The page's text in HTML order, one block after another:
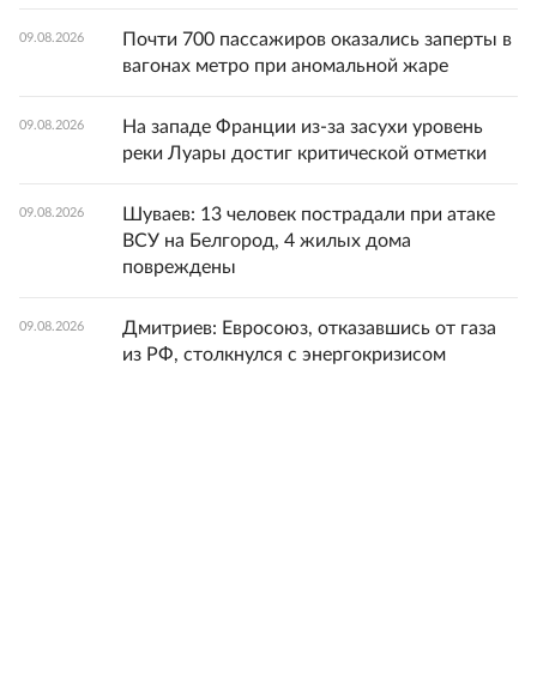
09.08.2026
Почти 700 пассажиров оказались заперты в
вагонах метро при аномальной жаре
09.08.2026
На западе Франции из-за засухи уровень
реки Луары достиг критической отметки
09.08.2026
Шуваев: 13 человек пострадали при атаке
ВСУ на Белгород, 4 жилых дома
повреждены
09.08.2026
Дмитриев: Евросоюз, отказавшись от газа
из РФ, столкнулся с энергокризисом